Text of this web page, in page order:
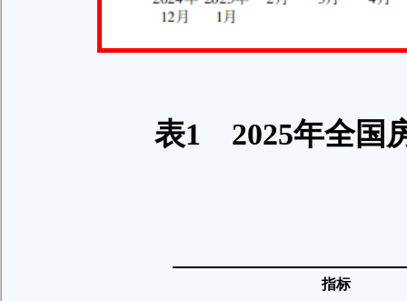
表1 2025年全国
指标